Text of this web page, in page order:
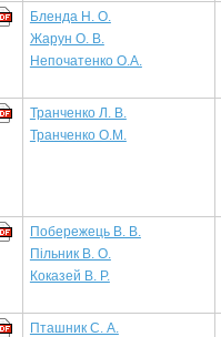
Бленда Н. О.
Жарун О. В.
Непочатенко О.А.
Транченко Л. В.
Транченко О.М.
Побережець В. В.
Пільник В. О.
Коказей В. Р.
Пташник С. А.